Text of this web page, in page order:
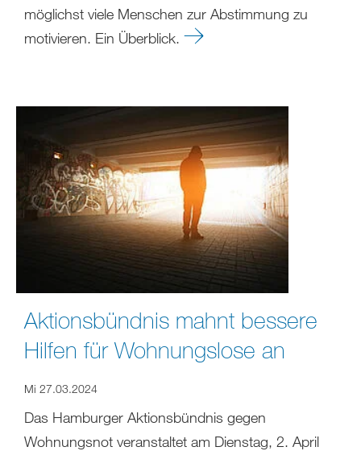
möglichst viele Menschen zur Abstimmung zu
motivieren. Ein Überblick.
Aktionsbündnis mahnt bessere
Hilfen für Wohnungslose an
Mi 27.03.2024
Das Hamburger Aktionsbündnis gegen
Wohnungsnot veranstaltet am Dienstag, 2. April